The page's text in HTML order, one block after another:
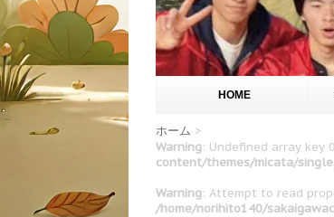
HOME
ホーム >
Warning: Undefined array key
content/themes/micata/
Warning: Attempt to read
/home/norihito140/